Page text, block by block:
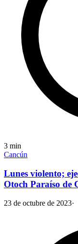
3 min
Cancún
Lunes violento;
Otoch Paraíso de
23 de octubre de 2023·